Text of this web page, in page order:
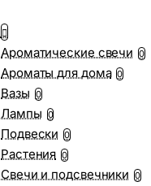
Ароматические свечи 0
Ароматы для дома 0
Вазы 0
Лампы 0
Подвески 0
Растения 0
Свечи и подсвечники 0